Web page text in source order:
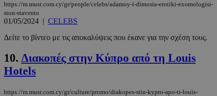
https://m.must.com.cy/gr/people/celebs/adamoy-i-dimosia-erotiki-exomologisi-
ston-stavento
01/05/2024 | CELEBS
Δείτε το βίντεο με τις αποκαλύψεις που έκανε για την σχέση τους.
10. Διακοπές στην Κύπρο από τη Louis
Hotels
https://m.must.com.cy/gr/culture/promo/diakopes-stin-kypro-apo-ti-louis-